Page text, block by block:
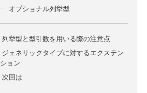
オプショナル列挙型
列挙型と型引数を用いる際の注意点
ジェネリックタイプに対するエクステン
ション
次回は